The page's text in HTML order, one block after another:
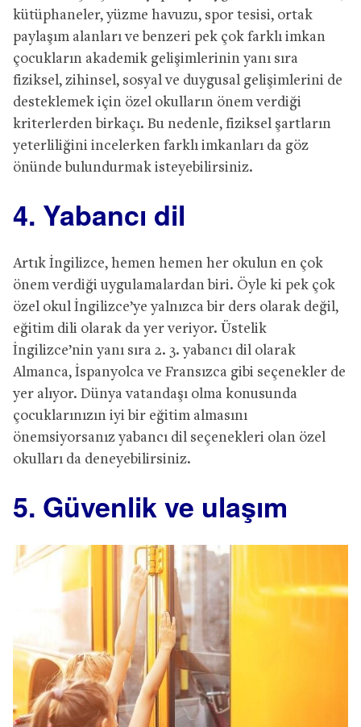
kütüphaneler, yüzme havuzu, spor tesisi, ortak
paylaşım alanları ve benzeri pek çok farklı imkan
çocukların akademik gelişimlerinin yanı sıra
fiziksel, zihinsel, sosyal ve duygusal gelişimlerini de
desteklemek için özel okulların önem verdiği
kriterlerden birkaçı. Bu nedenle, fiziksel şartların
yeterliliğini incelerken farklı imkanları da göz
önünde bulundurmak isteyebilirsiniz.
4. Yabancı dil
Artık İngilizce, hemen hemen her okulun en çok
önem verdiği uygulamalardan biri. Öyle ki pek çok
özel okul İngilizce’ye yalnızca bir ders olarak değil,
eğitim dili olarak da yer veriyor. Üstelik
İngilizce’nin yanı sıra 2. 3. yabancı dil olarak
Almanca, İspanyolca ve Fransızca gibi seçenekler de
yer alıyor. Dünya vatandaşı olma konusunda
çocuklarınızın iyi bir eğitim almasını
önemsiyorsanız yabancı dil seçenekleri olan özel
okulları da deneyebilirsiniz.
5. Güvenlik ve ulaşım